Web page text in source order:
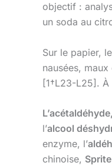
objectif :
un soda au
Sur le papier,
nausées,
[1†L23-L25]. À
l’alcool
enzyme, l’
chinoise,